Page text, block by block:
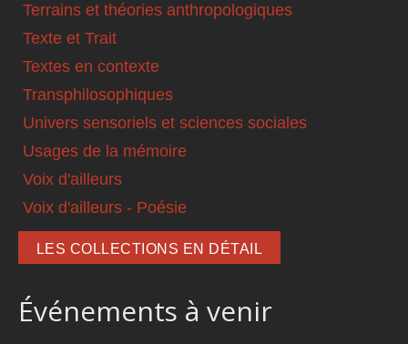
Terrains et théories anthropologiques
Texte et Trait
Textes en contexte
Transphilosophiques
Univers sensoriels et sciences sociales
Usages de la mémoire
Voix d'ailleurs
Voix d'ailleurs - Poésie
LES COLLECTIONS EN DÉTAIL
Événements à venir